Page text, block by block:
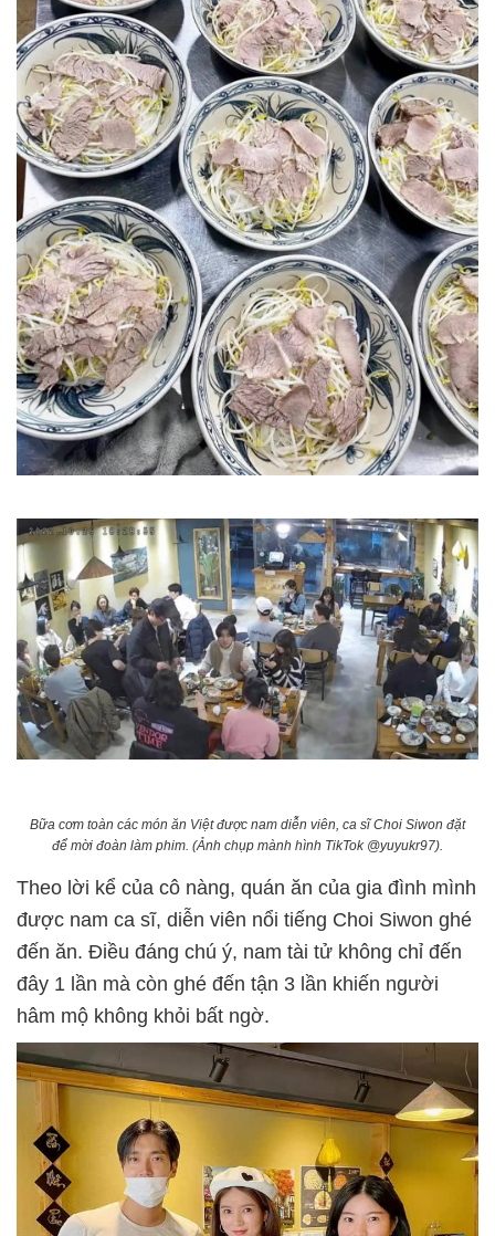
Bữa cơm toàn các món ăn Việt được nam diễn viên, ca sĩ Choi Siwon đặt
để mời đoàn làm phim. (Ảnh chụp mành hình TikTok @yuyukr97).
Theo lời kể của cô nàng, quán ăn của gia đình mình
được nam ca sĩ, diễn viên nổi tiếng Choi Siwon ghé
đến ăn. Điều đáng chú ý, nam tài tử không chỉ đến
đây 1 lần mà còn ghé đến tận 3 lần khiến người
hâm mộ không khỏi bất ngờ.